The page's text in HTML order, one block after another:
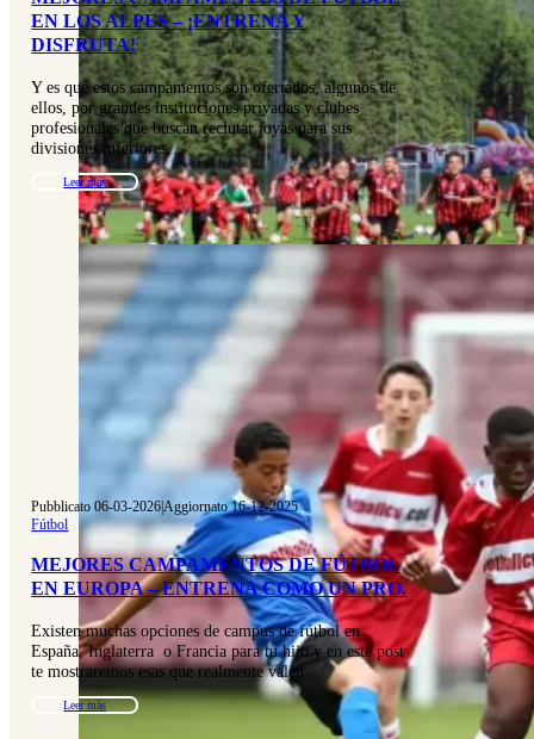
EN LOS ALPES – ¡ENTRENA Y
DISFRUTA!
Y es que estos campamentos son ofertados, algunos de
ellos, por grandes instituciones privadas y clubes
profesionales que buscan reclutar joyas para sus
divisiones inferiores…
Leer más
Pubblicato 06-03-2026|Aggiornato 16-12-2025
Fútbol
MEJORES CAMPAMENTOS DE FÚTBOL
EN EUROPA – ENTRENA COMO UN PRO.
Existen muchas opciones de campus de fútbol en
España, Inglaterra o Francia para tu hijo y en este post
te mostraremos esas que realmente valen…
Leer más